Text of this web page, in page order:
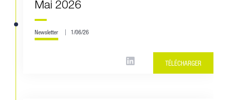
Mai 2026
Newsletter 1/06/26
TÉLÉCHARGER